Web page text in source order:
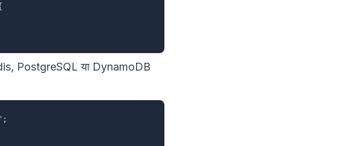
PostgreSQL या DynamoDB
;